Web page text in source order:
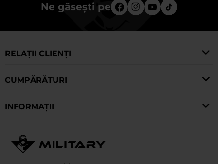
Ne găsești pe
RELAȚII CLIENȚI
CUMPĂRĂTURI
INFORMAȚII